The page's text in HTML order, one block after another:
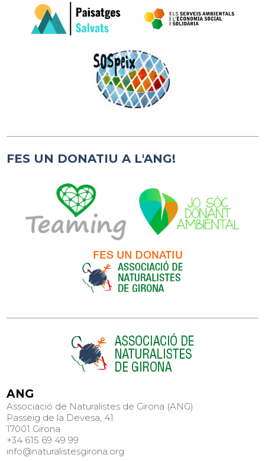
FES UN DONATIU A L'ANG!
ANG
Associació de Naturalistes de Girona (ANG)
Passeig de la Devesa, 41
17001 Girona
+34 615 69 49 99
info@naturalistesgirona.org